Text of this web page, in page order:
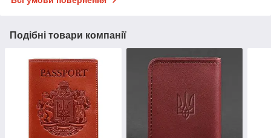
Подібні товари компанії